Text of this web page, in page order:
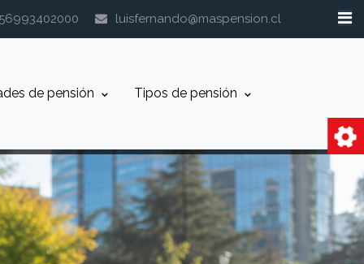
luisfernando@maspension.cl
de pensión Tipos de pensión